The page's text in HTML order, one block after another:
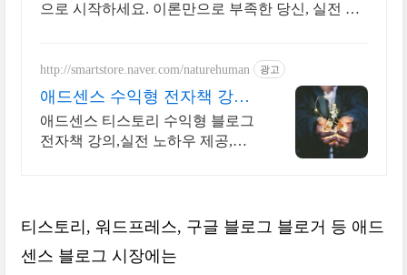
으로 시작하세요. 이론만으로 부족한 당신, 실전 투
http://smartstore.naver.com/naturehuman 광고
애드센스 수익형 전자책 강의
월100만원 고정 수익발생!
애드센스 티스토리 수익형 블로그
전자책 강의,실전 노하우 제공,동
티스토리, 워드프레스, 구글 블로그 블로거 등 애드
센스 블로그 시장에는